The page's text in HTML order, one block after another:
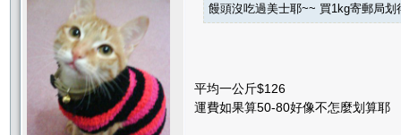
饅頭沒吃過美士耶~~ 買1kg寄郵局划
平均一公斤$126
運費如果算50-80好像不怎麼划算耶